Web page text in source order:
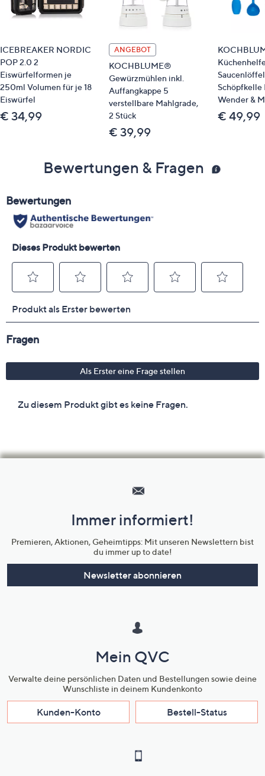
ICEBREAKER NORDIC
POP 2.0 2
Eiswürfelformen je
250ml Volumen für je 18
Eiswürfel
€ 34,99
ANGEBOT
KOCHBLUME®
Gewürzmühlen inkl.
Auffangkappe 5
verstellbare Mahlgrade,
2 Stück
€ 39,99
Schöpfkelle
Wender &
€ 49,99
Bewertungen & Fragen
Unternehmensinformationen
Immer informiert!
Premieren, Aktionen, Geheimtipps: Mit unseren Newslettern bist
du immer up to date!
Newsletter abonnieren
Mein QVC
Verwalte deine persönlichen Daten und Bestellungen sowie deine
Wunschliste in deinem Kundenkonto
Kunden-Konto Bestell-Status